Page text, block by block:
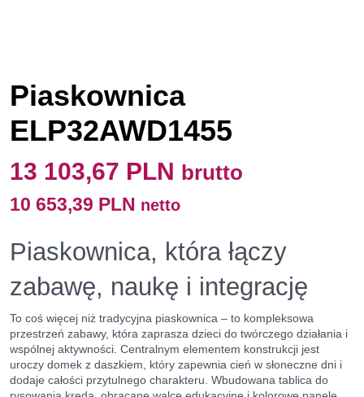
Piaskownica
ELP32AWD1455
13 103,67 PLN brutto
10 653,39 PLN netto
Piaskownica, która łączy
zabawę, naukę i integrację
To coś więcej niż tradycyjna piaskownica – to kompleksowa
przestrzeń zabawy, która zaprasza dzieci do twórczego działania i
wspólnej aktywności. Centralnym elementem konstrukcji jest
uroczy domek z daszkiem, który zapewnia cień w słoneczne dni i
dodaje całości przytulnego charakteru. Wbudowana tablica do